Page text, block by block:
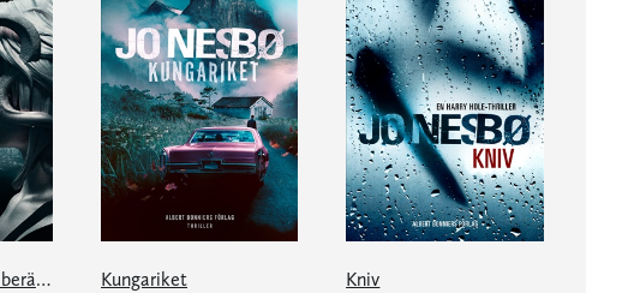
Råttön och andra berättelser Kungariket Kniv